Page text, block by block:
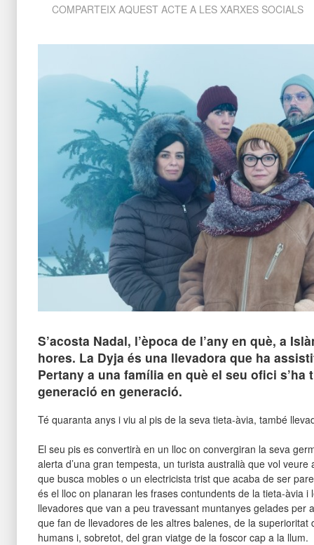
COMPARTEIX AQUEST ACTE A LES XARXES SOCIALS
S’acosta Nadal, l’època de l’any en què, a
hores. La Dyja és una llevadora que ha
Pertany a una família en què el seu ofici s’ha
generació en generació.
Té quaranta anys i viu al pis de la seva tieta-àvia, també
El seu pis es convertirà en un lloc on convergiran la seva
alerta d’una gran tempesta, un turista australià que vol
que busca mobles o un electricista trist que acaba de ser
és el lloc on planaran les frases contundents de la tieta-àvia i
llevadores que van a peu travessant muntanyes gelades per
que fan de llevadores de les altres balenes, de la superioritat
humans i, sobretot, del gran viatge de la foscor cap a la llum.